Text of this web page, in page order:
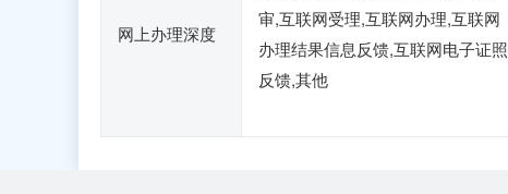
网上办理深度
审,互联网受理,互联网办理,互联网
办理结果信息反馈,互联网电子证照
反馈,其他